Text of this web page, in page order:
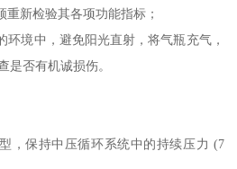
新检验其各项功能指标；
环境中，避免阳光直射，将气瓶充气，
是否有机诚损伤。
，保持中压循环系统中的持续压力 (7